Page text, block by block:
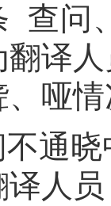
查问
译
哑
通
译人